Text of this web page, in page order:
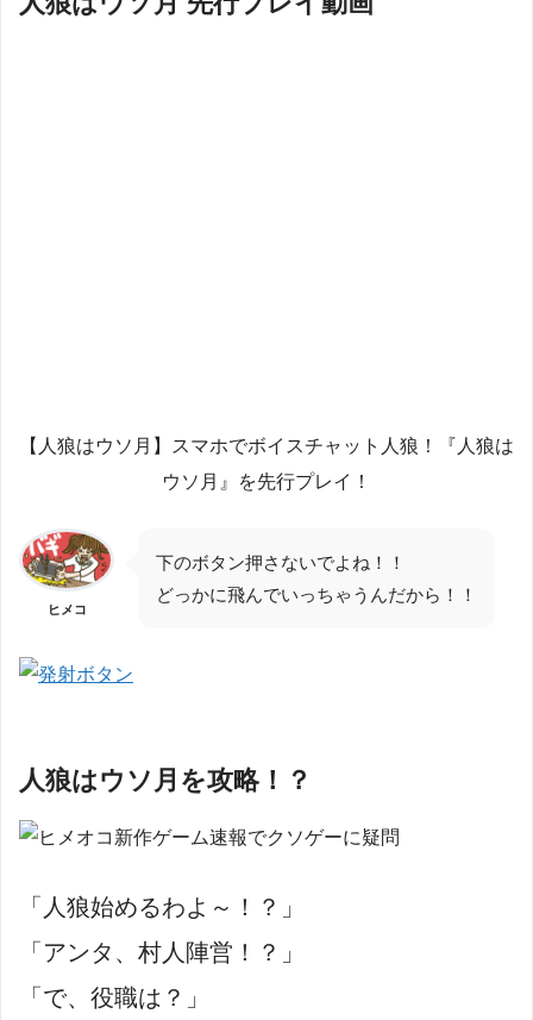
【人狼はウソ月】スマホでボイスチャット人狼！『人狼は
ウソ月』を先行プレイ！
ヒメコ
下のボタン押さないでよね！！
どっかに飛んでいっちゃうんだから！！
人狼はウソ月を攻略！？
「人狼始めるわよ～！？」
「アンタ、村人陣営！？」
「で、役職は？」